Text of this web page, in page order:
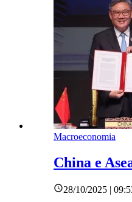
Macroeconomia
China e
28/10/2025 |